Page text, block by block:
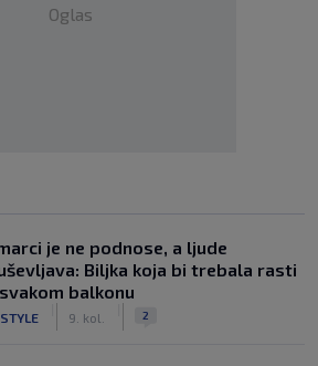
Oglas
je ne podnose, a ljude
Biljka koja bi trebala rasti
balkonu
9. kol. 2